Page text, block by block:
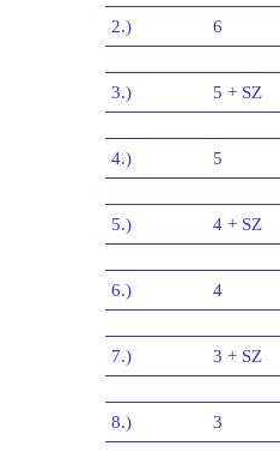
2.) 6
3.) 5 + SZ
4.) 5
5.) 4 + SZ
6.) 4
7.) 3 + SZ
8.) 3